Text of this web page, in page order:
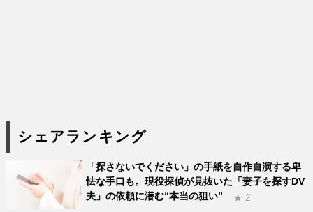
シェアランキング
「探さないでください」の手紙を自作自演する卑
怯な手口も。現役探偵が見抜いた「妻子を探すDV
夫」の依頼に潜む“本当の狙い”
★ 2